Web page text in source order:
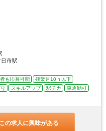
日市駅
も応募可能
残業月10ｈ以下
スキルアップ 駅チカ
車通勤可
この求人に興味がある